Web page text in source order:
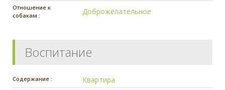
Отношение к
собакам :
Доброжелательное
Воспитание
Содержание : Квартира